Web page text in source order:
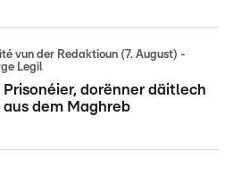
vun der Redaktioun (7. August) -
Legil
Prisonéier, dorënner däitlech
aus dem Maghreb